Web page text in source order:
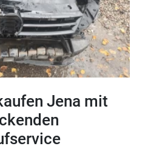
Jena mit